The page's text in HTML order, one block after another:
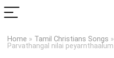
Home » Tamil Christians Songs »
Parvathangal nilai peyarnthaalum